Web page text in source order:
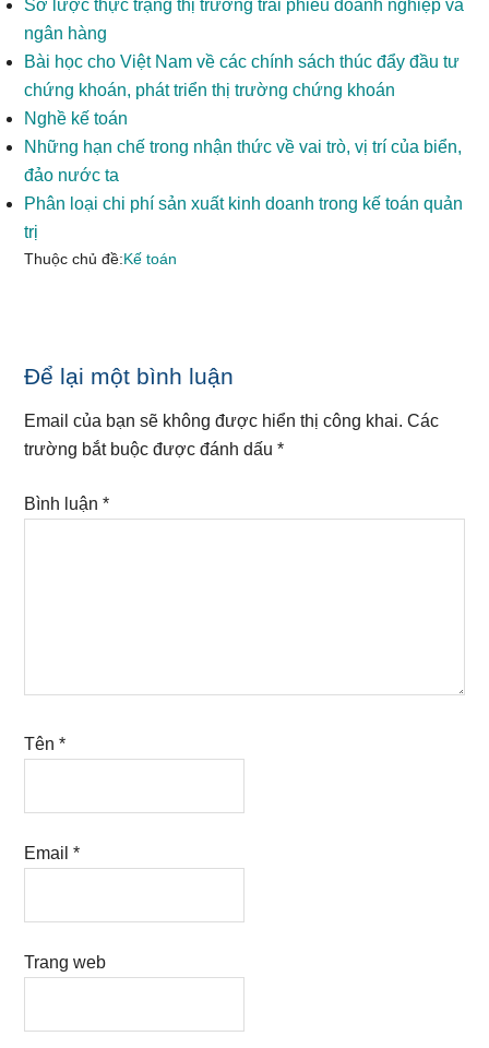
Sơ lược thực trạng thị trường trái phiếu doanh nghiệp và
ngân hàng
Bài học cho Việt Nam về các chính sách thúc đẩy đầu tư
chứng khoán, phát triển thị trường chứng khoán
Nghề kế toán
Những hạn chế trong nhận thức về vai trò, vị trí của biển,
đảo nước ta
Phân loại chi phí sản xuất kinh doanh trong kế toán quản
trị
Thuộc chủ đề:Kế toán
Reader
Interactions
Để lại một bình luận
Email của bạn sẽ không được hiển thị công khai. Các
trường bắt buộc được đánh dấu*
Bình luận*
Tên*
Email*
Trang web